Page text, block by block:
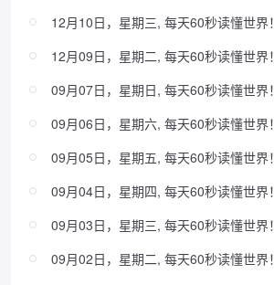
12月10日，星期三, 每天60秒读懂世界！
12月09日，星期二, 每天60秒读懂世界！
09月07日，星期日, 每天60秒读懂世界！
09月06日，星期六, 每天60秒读懂世界！
09月05日，星期五, 每天60秒读懂世界！
09月04日，星期四, 每天60秒读懂世界！
09月03日，星期三, 每天60秒读懂世界！
09月02日，星期二, 每天60秒读懂世界！